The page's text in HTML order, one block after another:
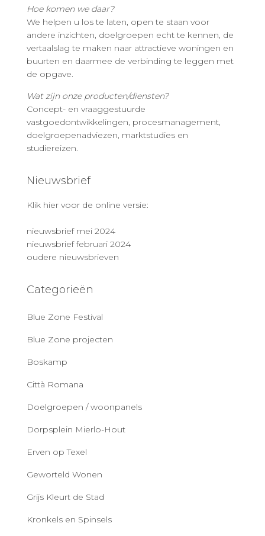
Hoe komen we daar?
We helpen u los te laten, open te staan voor
andere inzichten, doelgroepen echt te kennen, de
vertaalslag te maken naar attractieve woningen en
buurten en daarmee de verbinding te leggen met
de opgave.
Wat zijn onze producten/diensten?
Concept- en vraaggestuurde
vastgoedontwikkelingen, procesmanagement,
doelgroepenadviezen, marktstudies en
studiereizen.
Nieuwsbrief
Klik hier voor de online versie:
nieuwsbrief mei 2024
nieuwsbrief februari 2024
oudere nieuwsbrieven
Categorieën
Blue Zone Festival
Blue Zone projecten
Boskamp
Città Romana
Doelgroepen / woonpanels
Dorpsplein Mierlo-Hout
Erven op Texel
Geworteld Wonen
Grijs Kleurt de Stad
Kronkels en Spinsels